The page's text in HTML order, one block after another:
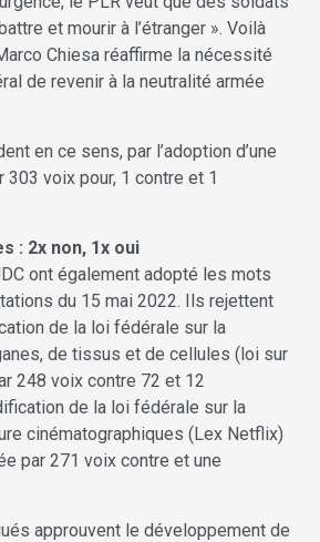
et mourir à l’étranger ». Voilà
Chiesa réaffirme la nécessité
de revenir à la neutralité armée
en ce sens, par l’adoption d’une
303 voix pour, 1 contre et 1
: 2x non, 1x oui
ont également adopté les mots
du 15 mai 2022. Ils rejettent
de la loi fédérale sur la
de tissus et de cellules (loi sur
248 voix contre 72 et 12
de la loi fédérale sur la
cinématographiques (Lex Netflix)
par 271 voix contre et une
approuvent le développement de